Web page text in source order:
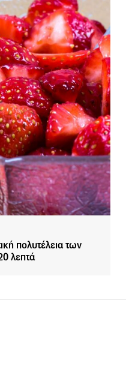
πολυτέλεια των
λεπτά